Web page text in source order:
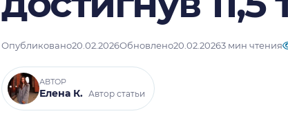
Опубликовано20.02.2026Обновлено20.02.20263 мин чтения
АВТОР
Елена К. Автор статьи